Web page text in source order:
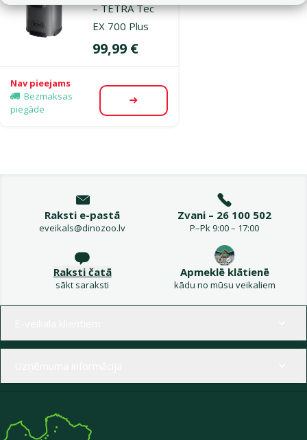
– TETRA Tec
EX 700 Plus
Cena
99,99 €
Nav pieejams
Bezmaksas
piegāde
Apskatīt
Raksti e-pastā
eveikals@dinozoo.lv
Zvani – 26 100 502
P–Pk 9:00 – 17:00
Raksti čatā
sākt saraksti
Apmeklē klātienē
kādu no mūsu veikaliem